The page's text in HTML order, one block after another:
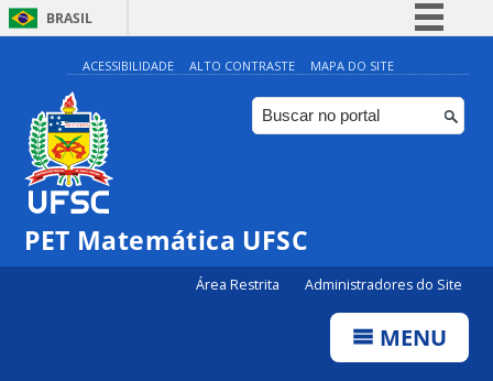
BRASIL
Simplifique!
Comunica BR
Participe
ACESSIBILIDADE ALTO CONTRASTE MAPA DO SITE
PET Matemática UFSC
Área Restrita Administradores do Site
MENU